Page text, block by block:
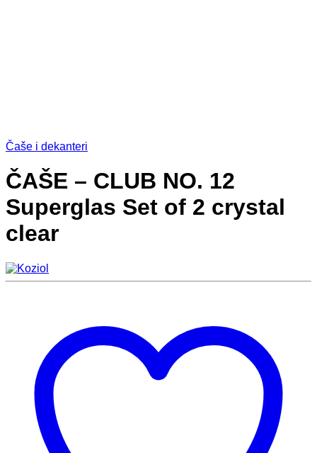
Čaše i dekanteri
ČAŠE – CLUB NO. 12
Superglas Set of 2 crystal
clear